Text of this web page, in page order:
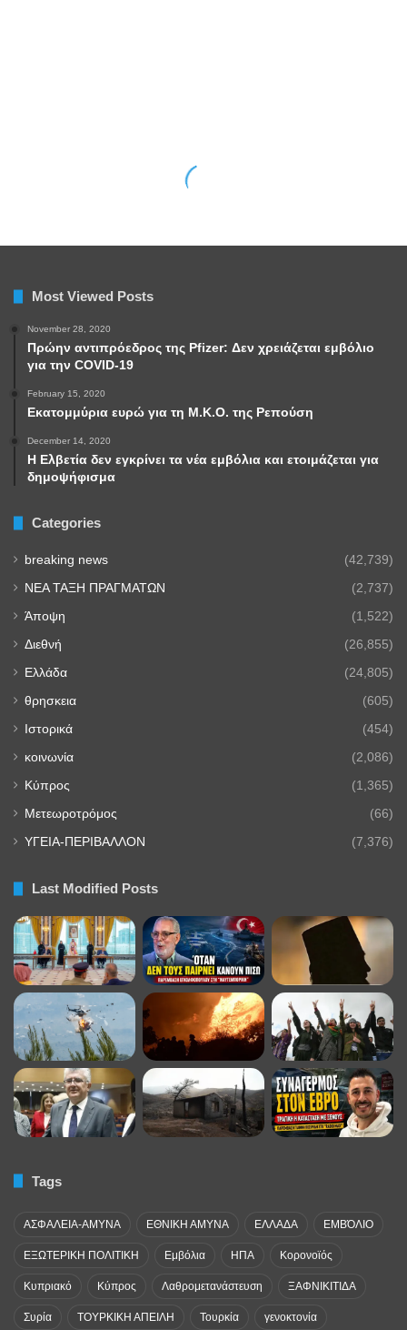
Most Viewed Posts
November 28, 2020
Πρώην αντιπρόεδρος της Pfizer: Δεν χρειάζεται εμβόλιο
για την COVID-19
February 15, 2020
Εκατομμύρια ευρώ για τη Μ.Κ.Ο. της Ρεπούση
December 14, 2020
Η Ελβετία δεν εγκρίνει τα νέα εμβόλια και ετοιμάζεται για
δημοψήφισμα
Categories
breaking news (42,739)
NEA TAΞΗ ΠΡΑΓΜΑΤΩΝ (2,737)
Άποψη (1,522)
Διεθνή (26,855)
Ελλάδα (24,805)
θρησκεια (605)
Ιστορικά (454)
κοινωνία (2,086)
Κύπρος (1,365)
Μετεωροτρόμος (66)
ΥΓΕΙΑ-ΠΕΡΙΒΑΛΛΟΝ (7,376)
Last Modified Posts
Tags
ΑΣΦΑΛΕΙΑ-ΑΜΥΝΑ ΕΘΝΙΚΗ ΑΜΥΝΑ ΕΛΛΑΔΑ ΕΜΒΌΛΙΟ
ΕΞΩΤΕΡΙΚΗ ΠΟΛΙΤΙΚΗ Εμβόλια ΗΠΑ Κορονοϊός
Κυπριακό Κύπρος Λαθρομετανάστευση ΞΑΦΝΙΚΙΤΙΔΑ
Συρία ΤΟΥΡΚΙΚΗ ΑΠΕΙΛΗ Τουρκία γενοκτονία